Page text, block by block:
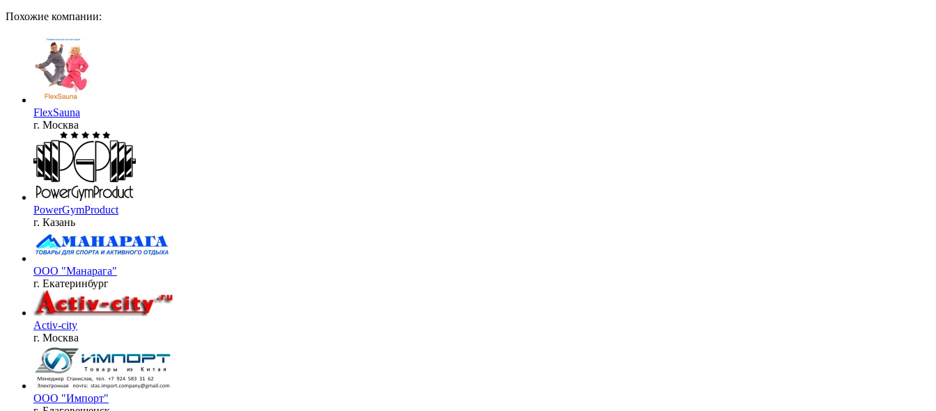
Похожие компании:
FlexSauna
г. Москва
PowerGymProduct
г. Казань
ООО "Манарага"
г. Екатеринбург
Activ-city
г. Москва
ООО "Импорт"